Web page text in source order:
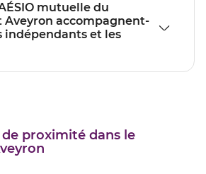
accompagnent-
indépendants et les
proximité dans le